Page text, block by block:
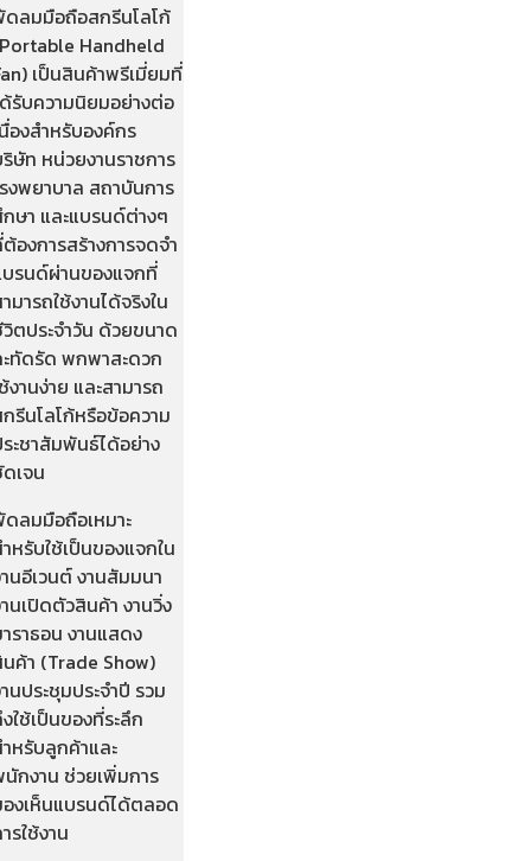
ลมมือถือสกรีนโลโก้
Handheld
เป็นสินค้าพรีเมี่ยมที่
รับความนิยมอย่างต่อ
องสำหรับองค์กร
ษัท หน่วยงานราชการ
งพยาบาล สถาบันการ
ษา และแบรนด์ต่างๆ
องการสร้างการจดจำ
รนด์ผ่านของแจกที่
มารถใช้งานได้จริงใน
ตประจำวัน ด้วยขนาด
ทัดรัด พกพาสะดวก
งานง่าย และสามารถ
รีนโลโก้หรือข้อความ
ะชาสัมพันธ์ได้อย่าง
เจน
ลมมือถือเหมาะ
หรับใช้เป็นของแจกใน
นอีเวนต์ งานสัมมนา
นเปิดตัวสินค้า งานวิ่ง
ราธอน งานแสดง
ค้า (Trade Show)
นประชุมประจำปี รวม
ใช้เป็นของที่ระลึก
หรับลูกค้าและ
กงาน ช่วยเพิ่มการ
งเห็นแบรนด์ได้ตลอด
รใช้งาน